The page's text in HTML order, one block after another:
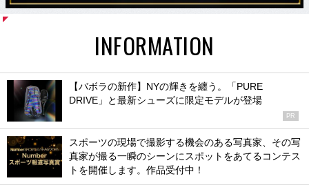
INFORMATION
【バボラの新作】NYの輝きを纏う。「PURE
DRIVE」と最新シューズに限定モデルが登場
PR
スポーツの現場で撮影する機会のある写真家、その写
真家が撮る一瞬のシーンにスポットをあてるコンテス
トを開催します。作品受付中！